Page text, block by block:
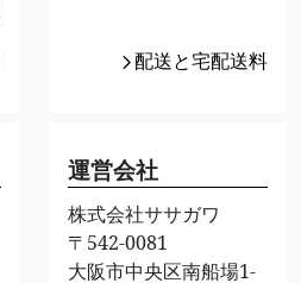
配送と宅配送料
運営会社
株式会社ササガワ
〒542-0081
大阪市中央区南船場1-